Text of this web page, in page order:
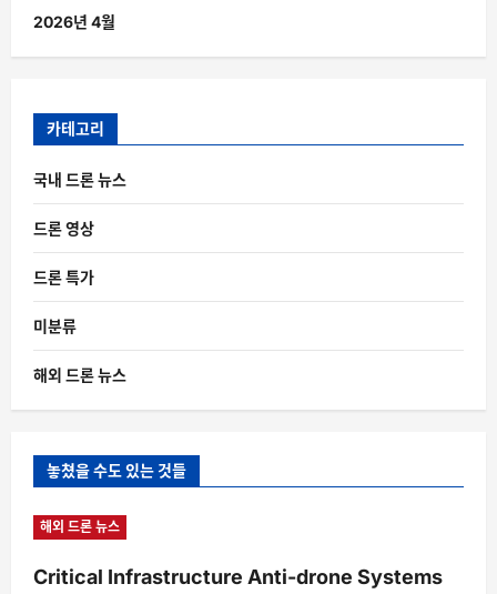
2026년 4월
카테고리
국내 드론 뉴스
드론 영상
드론 특가
미분류
해외 드론 뉴스
놓쳤을 수도 있는 것들
해외 드론 뉴스
Critical Infrastructure Anti-drone Systems